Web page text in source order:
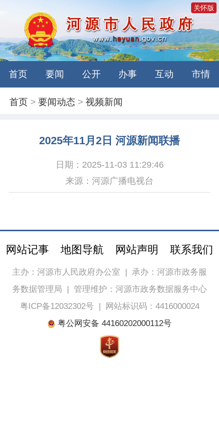
关怀版
首页 要闻 公开 办事 互动 市情
首页 >要闻动态 >视频新闻
2025年11月2日 河源新闻联播
日期：2025-11-03 11:29:46
来源：河源广播电视台
网站记事 地图导航 网站声明 联系我们
主办：河源市人民政府办公室 | 承办：河源市政务服
务数据管理局 | 管理维护：河源市政务数据服务中心
粤ICP备12032302号|
网站标识码：4416000024
粤公网安备 44160202000112号